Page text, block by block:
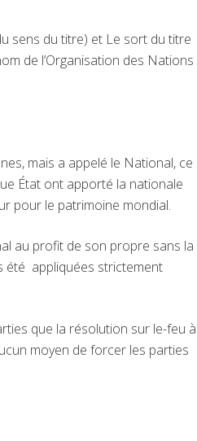
sens du titre) et Le sort du titre
de l’Organisation des Nations
mais a appelé le National, ce
État ont apporté la nationale
pour le patrimoine mondial.
au profit de son propre sans la
été appliquées strictement
que la résolution sur le-feu à
moyen de forcer les parties